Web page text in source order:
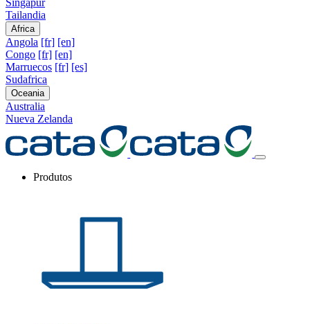
Singapur
Tailandia
Africa
Angola [fr] [en]
Congo [fr] [en]
Marruecos [fr] [es]
Sudafrica
Oceania
Australia
Nueva Zelanda
Produtos